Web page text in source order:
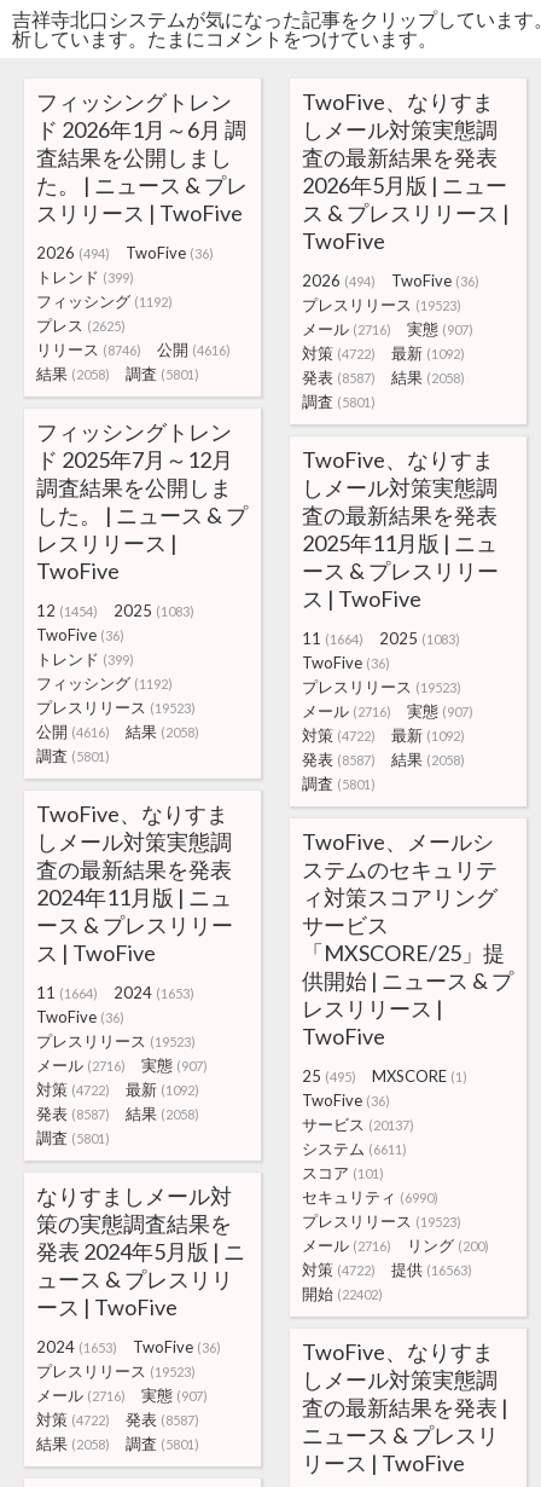
吉祥寺北口システムが気になった記事をクリップしていま
析しています。たまにコメントをつけています。
フィッシングトレン
ド 2026年1月～6月 調
査結果を公開しまし
た。 | ニュース & プレ
スリリース | TwoFive
2026 (494) TwoFive (36)
トレンド (399)
フィッシング (1192)
プレス (2625)
リリース (8746) 公開 (4616)
結果 (2058) 調査 (5801)
TwoFive、なりすま
しメール対策実態調
査の最新結果を発表
2026年5月版 | ニュー
ス & プレスリリース |
TwoFive
2026 (494) TwoFive (36)
プレスリリース (19523)
メール (2716) 実態 (907)
対策 (4722) 最新 (1092)
発表 (8587) 結果 (2058)
調査 (5801)
フィッシングトレン
ド 2025年7月～12月
調査結果を公開しま
した。 | ニュース & プ
レスリリース |
TwoFive
12 (1454) 2025 (1083)
TwoFive (36)
トレンド (399)
フィッシング (1192)
プレスリリース (19523)
公開 (4616) 結果 (2058)
調査 (5801)
TwoFive、なりすま
しメール対策実態調
査の最新結果を発表
2025年11月版 | ニュ
ース & プレスリリー
ス | TwoFive
11 (1664) 2025 (1083)
TwoFive (36)
プレスリリース (19523)
メール (2716) 実態 (907)
対策 (4722) 最新 (1092)
発表 (8587) 結果 (2058)
調査 (5801)
TwoFive、なりすま
しメール対策実態調
査の最新結果を発表
2024年11月版 | ニュ
ース & プレスリリー
ス | TwoFive
11 (1664) 2024 (1653)
TwoFive (36)
プレスリリース (19523)
メール (2716) 実態 (907)
対策 (4722) 最新 (1092)
発表 (8587) 結果 (2058)
調査 (5801)
TwoFive、メールシ
ステムのセキュリテ
ィ対策スコアリング
サービス
「MXSCORE/25」提
供開始 | ニュース & プ
レスリリース |
TwoFive
25 (495) MXSCORE (1)
TwoFive (36)
サービス (20137)
システム (6611)
スコア (101)
セキュリティ (6990)
プレスリリース (19523)
メール (2716) リング (200)
対策 (4722) 提供 (16563)
開始 (22402)
なりすましメール対
策の実態調査結果を
発表 2024年5月版 | ニ
ュース & プレスリリ
ース | TwoFive
2024 (1653) TwoFive (36)
プレスリリース (19523)
メール (2716) 実態 (907)
対策 (4722) 発表 (8587)
結果 (2058) 調査 (5801)
TwoFive、なりすま
しメール対策実態調
査の最新結果を発表 |
ニュース & プレスリ
リース | TwoFive